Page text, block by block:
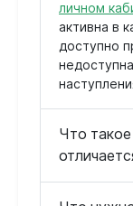
личном
активна в
доступно
Что